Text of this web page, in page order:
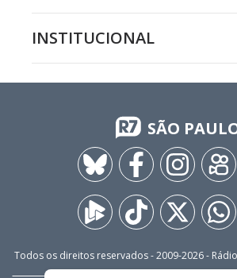
INSTITUCIONAL
SÃO
Todos os direitos reservados - 2009-2026-